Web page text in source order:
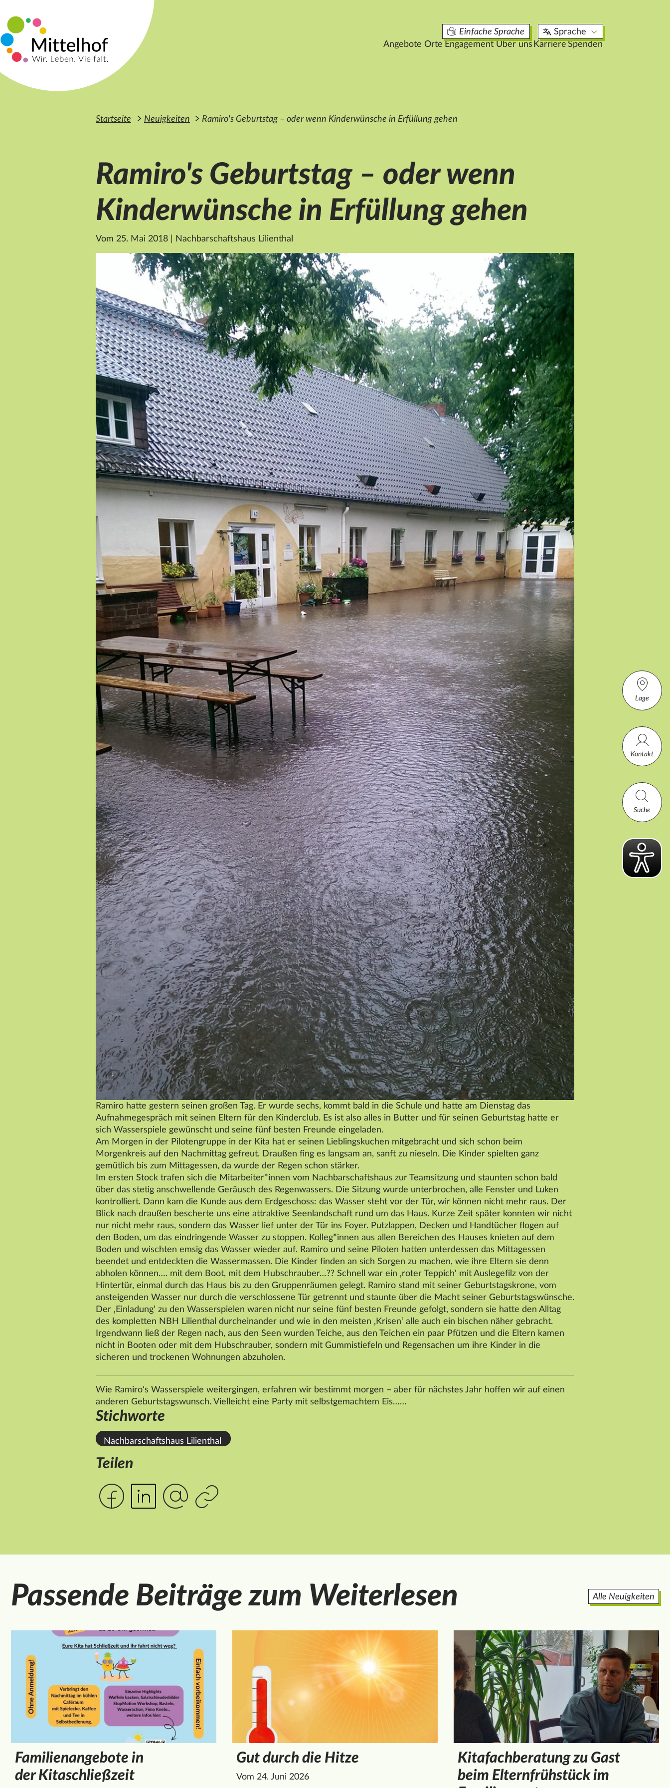
Einfache Sprache
Sprache
Angebote Orte Engagement Über uns Karriere
17 aktuelle Stellenangebote
Spenden
Lage
Kontakt
Suche
Startseite Neuigkeiten Ramiro's Geburtstag – oder wenn Kinderwünsche in Erfüllung gehen
Ramiro's Geburtstag – oder wenn
Kinderwünsche in Erfüllung gehen
Vom 25. Mai 2018 Nachbarschaftshaus Lilienthal
Ramiro hatte gestern seinen großen Tag. Er wurde sechs, kommt bald in die Schule und hatte am Dienstag das
Aufnahmegespräch mit seinen Eltern für den Kinderclub. Es ist also alles in Butter und für seinen Geburtstag hatte er
sich Wasserspiele gewünscht und seine fünf besten Freunde eingeladen.
Am Morgen in der Pilotengruppe in der Kita hat er seinen Lieblingskuchen mitgebracht und sich schon beim
Morgenkreis auf den Nachmittag gefreut. Draußen fing es langsam an, sanft zu nieseln. Die Kinder spielten ganz
gemütlich bis zum Mittagessen, da wurde der Regen schon stärker.
Im ersten Stock trafen sich die Mitarbeiter*innen vom Nachbarschaftshaus zur Teamsitzung und staunten schon bald
über das stetig anschwellende Geräusch des Regenwassers. Die Sitzung wurde unterbrochen, alle Fenster und Luken
kontrolliert. Dann kam die Kunde aus dem Erdgeschoss: das Wasser steht vor der Tür, wir können nicht mehr raus. Der
Blick nach draußen bescherte uns eine attraktive Seenlandschaft rund um das Haus. Kurze Zeit später konnten wir nicht
nur nicht mehr raus, sondern das Wasser lief unter der Tür ins Foyer. Putzlappen, Decken und Handtücher flogen auf
den Boden, um das eindringende Wasser zu stoppen. Kolleg*innen aus allen Bereichen des Hauses knieten auf dem
Boden und wischten emsig das Wasser wieder auf. Ramiro und seine Piloten hatten unterdessen das Mittagessen
beendet und entdeckten die Wassermassen. Die Kinder finden an sich Sorgen zu machen, wie ihre Eltern sie denn
abholen können…. mit dem Boot, mit dem Hubschrauber…?? Schnell war ein ‚roter Teppich‘ mit Auslegefilz von der
Hintertür, einmal durch das Haus bis zu den Gruppenräumen gelegt. Ramiro stand mit seiner Geburtstagskrone, vom
ansteigenden Wasser nur durch die verschlossene Tür getrennt und staunte über die Macht seiner Geburtstagswünsche.
Der ‚Einladung‘ zu den Wasserspielen waren nicht nur seine fünf besten Freunde gefolgt, sondern sie hatte den Alltag
des kompletten NBH Lilienthal durcheinander und wie in den meisten ‚Krisen‘ alle auch ein bischen näher gebracht.
Irgendwann ließ der Regen nach, aus den Seen wurden Teiche, aus den Teichen ein paar Pfützen und die Eltern kamen
nicht in Booten oder mit dem Hubschrauber, sondern mit Gummistiefeln und Regensachen um ihre Kinder in die
sicheren und trockenen Wohnungen abzuholen.
Wie Ramiro's Wasserspiele weitergingen, erfahren wir bestimmt morgen – aber für nächstes Jahr hoffen wir auf einen
anderen Geburtstagswunsch. Vielleicht eine Party mit selbstgemachtem Eis……
Stichworte
Nachbarschaftshaus Lilienthal
Teilen
Passende Beiträge zum Weiterlesen Alle Neuigkeiten
Familienangebote in
der Kitaschließzeit
Gut durch die Hitze
Vom 24. Juni 2026
Kitafachberatung zu Gast
beim Elternfrühstück im